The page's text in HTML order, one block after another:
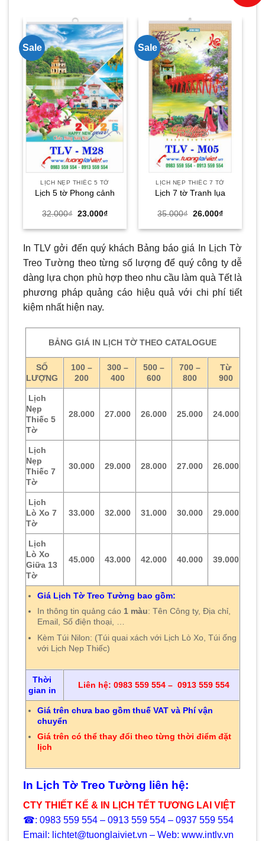
Sale
LỊCH NẸP THIẾC 5 TỜ
Lịch 5 tờ Phong cảnh
32.000₫ Giá
là:
23.000₫Giá
tại
23.000₫.
Sale
LỊCH NẸP THIẾC 7 TỜ
Lịch 7 tờ Tranh lụa
35.000₫ Giá
là:
26.000₫Giá
tại
26.000₫.
In TLV gởi đến quý khách Bảng báo giá In Lịch Tờ
Treo Tường theo từng số lượng để quý công ty dễ
dàng lựa chọn phù hợp theo nhu cầu làm quà Tết là
phương pháp quảng cáo hiệu quả với chi phí tiết
kiệm nhất hiện nay.
BẢNG GIÁ IN LỊCH TỜ THEO CATALOGUE
SỐ
LƯỢNG
100 –
200
300 –
400
500 –
600
700 –
800
Từ
900
Lịch
Nẹp
Thiếc 5
Tờ
28.000 27.000 26.000 25.000 24.000
Lịch
Nẹp
Thiếc 7
Tờ
30.000 29.000 28.000 27.000 26.000
Lịch
Lò Xo 7
Tờ
33.000 32.000 31.000 30.000 29.000
Lịch
Lò Xo
Giữa 13
Tờ
45.000 43.000 42.000 40.000 39.000
Giá Lịch Tờ Treo Tường bao gồm:
In thông tin quảng cáo 1 màu: Tên Công ty, Địa chỉ,
Email, Số điện thoại, …
Kèm Túi Nilon: (Túi quai xách với Lịch Lò Xo, Túi ống
với Lịch Nẹp Thiếc)
Thời
gian in
Liên hệ: 0983 559 554 – 0913 559 554
Giá trên chưa bao gồm thuế VAT và Phí vận
chuyển
Giá trên có thể thay đổi theo từng thời điểm đặt
lịch
In Lịch Tờ Treo Tường liên hệ:
CTY THIẾT KẾ & IN LỊCH TẾT TƯƠNG LAI VIỆT
☎: 0983 559 554 – 0913 559 554 – 0937 559 554
Email: lichtet@tuonglaiviet.vn – Web: www.intlv.vn